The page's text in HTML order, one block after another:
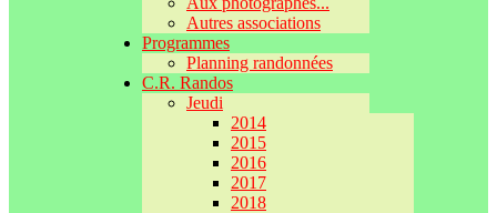
Autres associations
Programmes
Planning randonnées
C.R. Randos
Jeudi
2014
2015
2016
2017
2018